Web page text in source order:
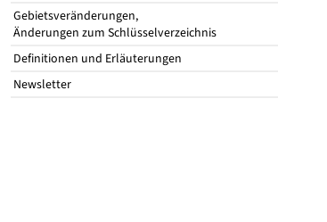
Gebietsveränderungen,
Änderungen zum Schlüsselverzeichnis
Definitionen und Erläuterungen
Newsletter